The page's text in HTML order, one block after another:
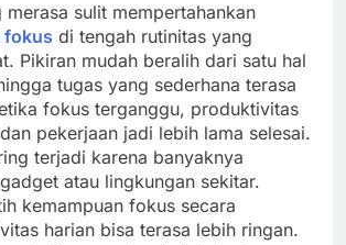
merasa sulit mempertahankan
fokus di tengah rutinitas yang
Pikiran mudah beralih dari satu hal
tugas yang sederhana terasa
fokus terganggu, produktivitas
pekerjaan jadi lebih lama selesai.
terjadi karena banyaknya
atau lingkungan sekitar.
kemampuan fokus secara
harian bisa terasa lebih ringan.